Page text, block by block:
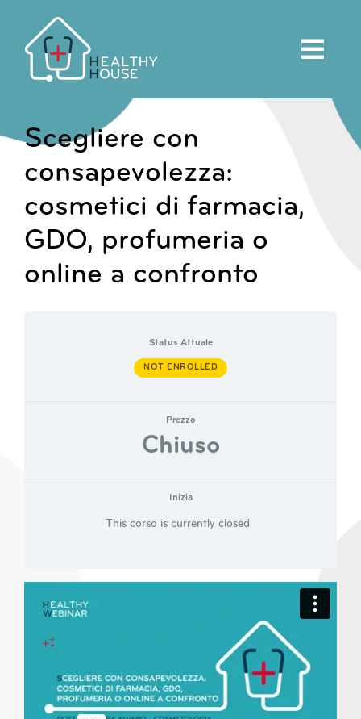
contenuto
Scegliere con
consapevolezza:
cosmetici di farmacia,
GDO, profumeria o
online a confronto
Status Attuale
NOT ENROLLED
Prezzo
Chiuso
Inizia
This corso is currently closed